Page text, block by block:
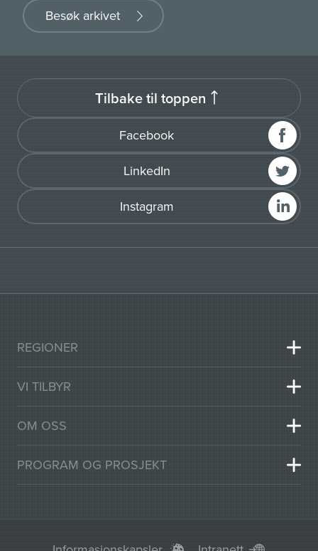
Besøk arkivet
Facebook
LinkedIn
Instagram
Tilbake til toppen
REGIONER
VI TILBYR
OM OSS
PROGRAM OG PROSJEKT